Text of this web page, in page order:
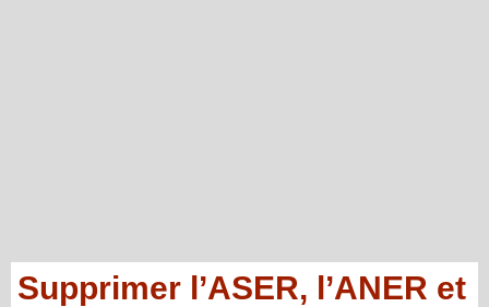
Supprimer l’ASER, l’ANER et